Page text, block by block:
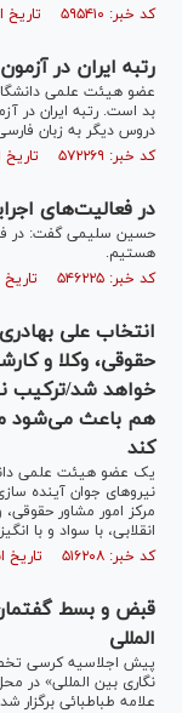
کد خبر: ۵۹۵۴۱۰ تاریخ انتشار : ۱۳۹۸/۱۱/۲۴
رتبه ایران در
عضو هیئت علمی
بد است. رتبه ایران در
دروس دیگر به زبان
کد خبر: ۵۷۲۲۶۹ تاریخ انتشار : ۱۳۹۸/۰۹/۰۹
در فعالیت‌های
حسین سلیمی گفت: در
هستیم.
کد خبر: ۵۴۶۲۲۵ تاریخ انتشار : ۱۳۹۸/۰۶/۱۰
انتخاب علی
حقوقی، وکلا و
خواهد شد/ترکیب
هم باعث می‌شود
کند
یک عضو هیئت علمی
نیرو‌های جوان آینده
مرکز امور مشاور
انقلابی، با سواد و با
کد خبر: ۵۱۶۲۰۸ تاریخ انتشار : ۱۳۹۸/۰۲/۱۸
قبض و بسط
المللی
پیش اجلاسیه کرسی
نگاری بین المللی» در
علامه طباطبائی برگزار